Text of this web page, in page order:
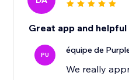
Great app and
PU équipe de
We really